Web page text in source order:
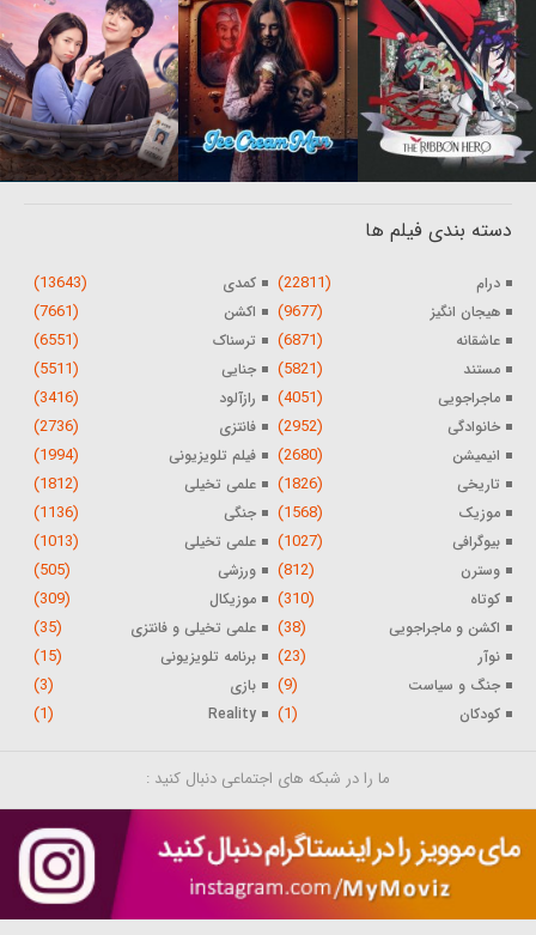
دسته بندی فیلم ها
درام (22811) کمدی (13643)
هیجان انگیز (9677) اکشن (7661)
عاشقانه (6871) ترسناک (6551)
مستند (5821) جنایی (5511)
ماجراجویی (4051) رازآلود (3416)
خانوادگی (2952) فانتزی (2736)
انیمیشن (2680) فیلم تلویزیونی (1994)
تاریخی (1826) علمی تخیلی (1812)
موزیک (1568) جنگی (1136)
بیوگرافی (1027) علمی تخیلی (1013)
وسترن (812) ورزشی (505)
کوتاه (310) موزیکال (309)
اکشن و ماجراجویی (38) علمی تخیلی و فانتزی (35)
نوآر (23) برنامه تلویزیونی (15)
جنگ و سیاست (9) بازی (3)
کودکان (1)
Reality
(1)
ما را در شبکه های اجتماعی دنبال کنید :